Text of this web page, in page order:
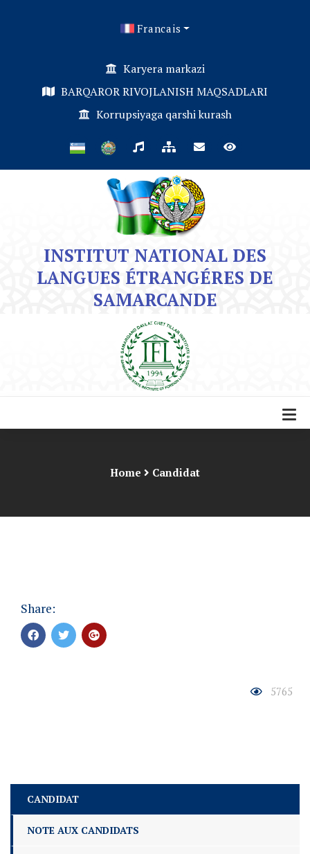
Francais
Karyera markazi
BARQAROR RIVOJLANISH MAQSADLARI
Korrupsiyaga qarshi kurash
INSTITUT NATIONAL DES
LANGUES ÉTRANGÉRES DE
SAMARCANDE
Home Candidat
Share:
5765
CANDIDAT
NOTE AUX CANDIDATS